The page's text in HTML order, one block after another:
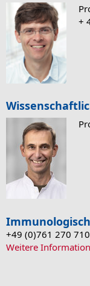
+
+49 (0)761 270
Weitere